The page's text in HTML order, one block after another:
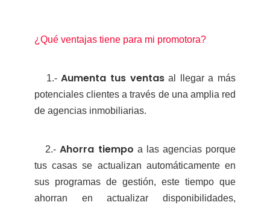
¿Qué ventajas tiene para mi promotora?
1.- Aumenta tus ventasal llegar a más
potenciales clientes a través de una amplia red
de agencias inmobiliarias.
2.- Ahorra tiempo a las agencias porque
tus casas se actualizan automáticamente en
sus programas de gestión, este tiempo que
ahorran en actualizar disponibilidades,